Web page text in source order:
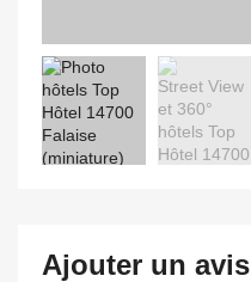
Ajouter un avis